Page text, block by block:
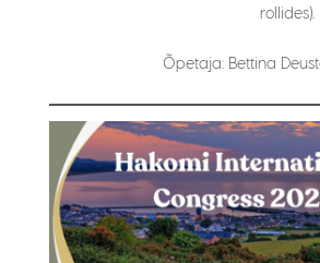
rollides).
Õpetaja: Bettina